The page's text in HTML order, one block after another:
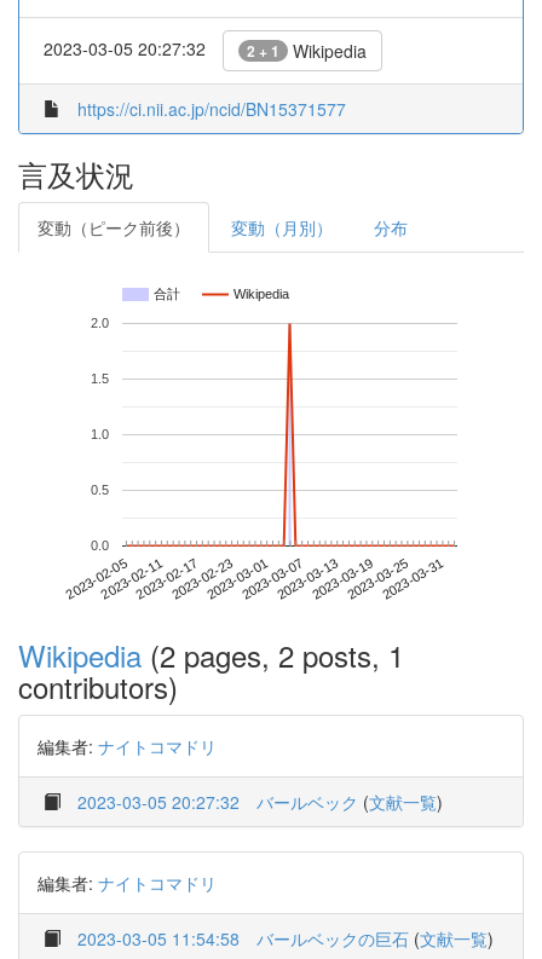
2023-03-05 20:27:32 2 + 1 Wikipedia
https://ci.nii.ac.jp/ncid/BN15371577
言及状況
変動（ピーク前後） 変動（月別） 分布
合計 Wikipedia
2023-02-052023-02-112023-02-172023-02-232023-03-012023-03-072023-03-132023-03-192023-03-252023-03-31
0.0
0.5
1.0
1.5
2.0
Wikipedia (2 pages, 2 posts, 1
contributors)
編集者: ナイトコマドリ
2023-03-05 20:27:32 バールベック (文献一覧)
編集者: ナイトコマドリ
2023-03-05 11:54:58 バールベックの巨石 (文献一覧)